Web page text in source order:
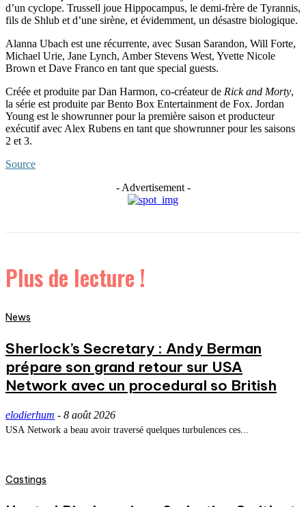
d’un cyclope. Trussell joue Hippocampus, le demi-frère de Tyrannis,
fils de Shlub et d’une sirène, et évidemment, un désastre biologique.
Alanna Ubach est une récurrente, avec Susan Sarandon, Will Forte,
Michael Urie, Jane Lynch, Amber Stevens West, Yvette Nicole
Brown et Dave Franco en tant que special guests.
Créée et produite par Dan Harmon, co-créateur de Rick and Morty,
la série est produite par Bento Box Entertainment de Fox. Jordan
Young est le showrunner pour la première saison et producteur
exécutif avec Alex Rubens en tant que showrunner pour les saisons
2 et 3.
Source
- Advertisement -
Plus de lecture !
News
Sherlock’s Secretary : Andy Berman
prépare son grand retour sur USA
Network avec un procedural so British
elodierhum - 8 août 2026
USA Network a beau avoir traversé quelques turbulences ces...
Castings